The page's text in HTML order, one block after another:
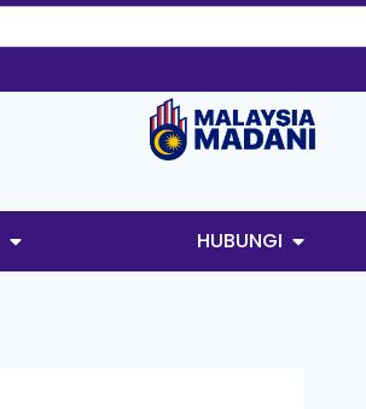
HUBUNGI